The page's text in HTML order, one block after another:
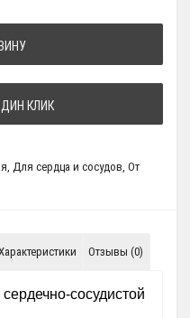
КЛИК
Для сердца и сосудов От
Отзывы (0)
сосудистой